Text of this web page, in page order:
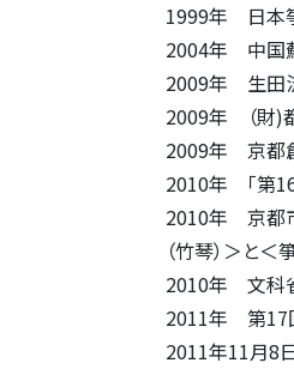
1999年 日本箏
2004年 中国蘇
2009年 生田
2009年 （財)
2009年 京都創
2010年 「第16
2010年 京都
（竹琴）＞と
2010年 文科省
2011年 第17
2011年11月8